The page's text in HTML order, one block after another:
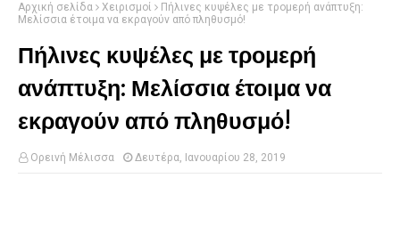
Αρχική σελίδα Χειρισμοί
Πήλινες κυψέλες με τρομερή ανάπτυξη:
Μελίσσια έτοιμα να εκραγούν από πληθυσμό!
Πήλινες κυψέλες με τρομερή
ανάπτυξη: Μελίσσια έτοιμα να
εκραγούν από πληθυσμό!
Ορεινή Μέλισσα Δευτέρα, Ιανουαρίου 28, 2019